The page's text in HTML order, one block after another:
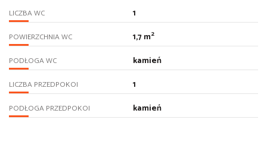
LICZBA WC 1
POWIERZCHNIA WC 1,7 m2
PODŁOGA WC kamień
LICZBA PRZEDPOKOI 1
PODŁOGA PRZEDPOKOI kamień